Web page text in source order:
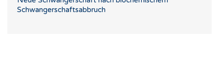
Schwangerschaftsabbruch